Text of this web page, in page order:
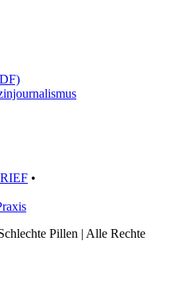
•
Pillen | Alle Rechte